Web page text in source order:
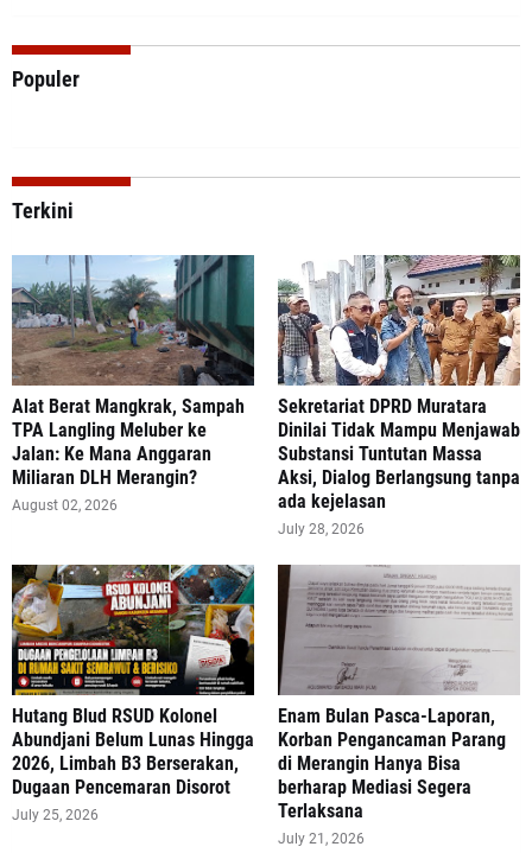
Populer
Terkini
Alat Berat Mangkrak, Sampah
TPA Langling Meluber ke
Jalan: Ke Mana Anggaran
Miliaran DLH Merangin?
August 02, 2026
Sekretariat DPRD Muratara
Dinilai Tidak Mampu Menjawab
Substansi Tuntutan Massa
Aksi, Dialog Berlangsung tanpa
ada kejelasan
July 28, 2026
‎Hutang Blud RSUD Kolonel
Abundjani Belum Lunas Hingga
2026, Limbah B3 Berserakan,
Dugaan Pencemaran Disorot
July 25, 2026
Enam Bulan Pasca-Laporan,
Korban Pengancaman Parang
di Merangin Hanya Bisa
berharap Mediasi Segera
Terlaksana
July 21, 2026